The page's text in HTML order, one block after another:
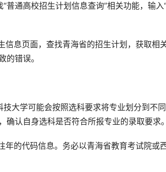
普通高校招生计划信息查询”相关功能，输入
信息页面，查找青海省的招生计划，获取相
错误。
大学可能会按照选科要求将专业划分到不
认自身选科是否符合所报专业的录取要求。
年的代码信息。务必以青海省教育考试院或